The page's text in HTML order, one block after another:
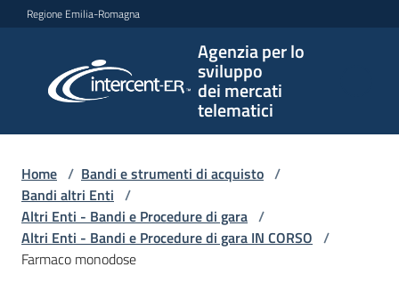
Vai al contenuto
Vai alla navigazione
Vai al footer
Regione Emilia-Romagna
Agenzia per lo
sviluppo
dei mercati
telematici
per lo
sviluppo
telematici
L'Agenzia
Home / Bandi e strumenti di acquisto /
Bandi altri Enti /
Altri Enti - Bandi e Procedure di gara /
Altri Enti - Bandi e Procedure di gara IN CORSO /
Farmaco monodose